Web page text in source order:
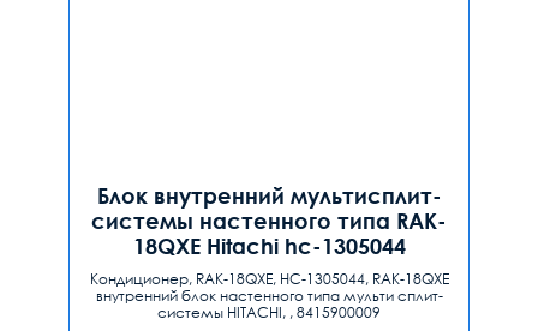
Блок внутренний мультисплит-
системы настенного типа RAK-
18QXE Hitachi hc-1305044
Кондиционер, RAK-18QXE, HC-1305044, RAK-18QXE
внутренний блок настенного типа мульти сплит-
системы HITACHI, , 8415900009